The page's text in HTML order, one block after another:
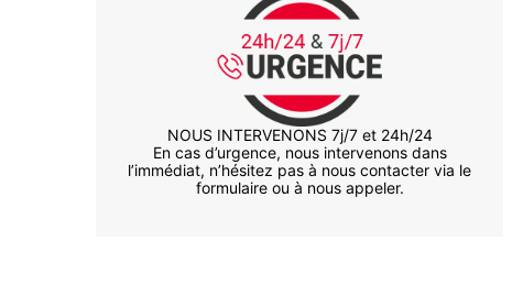
NOUS INTERVENONS 7j/7 et 24h/24
En cas d’urgence, nous intervenons dans
l’immédiat, n’hésitez pas à nous contacter via le
formulaire ou à nous appeler.